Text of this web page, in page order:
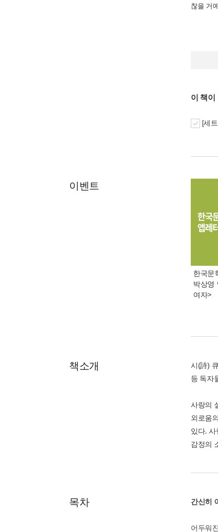
찮을 거
이 책이
[세
이벤트
한국문
박상영
여자>
책소개
시(詩)
등 독자
사랑의
외로움
있다.
감정의
목차 간신히
어두워